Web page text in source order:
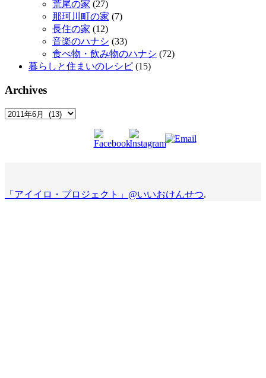
荒尾の家 (27)
那珂川町の家 (7)
長住の家 (12)
音楽のハナシ (33)
食べ物・飲み物のハナシ (72)
暮らしと住まいのレシピ (15)
Archives
Archives
「アイイロ・プロジェクト」@いいおけんせつ.